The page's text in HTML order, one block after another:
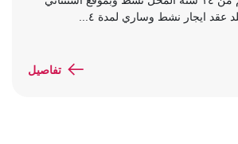
عقد ايجار نشط وساري لمدة ٤...
تفاصيل